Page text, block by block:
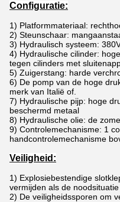
Configuratie:
1) Platformmateriaal:
2) Steunschaar:
3) Hydraulisch systeem:
4) Hydraulische cilinder:
tegen cilinders met
5) Zuigerstang: harde
6) De pomp van de hoge
merk van Italië of.
7) Hydraulische pijp: hoge
beschermd metaal
8) Hydraulische olie: de
9) Controlemechanisme: 1
handcontrolemechanisme
Veiligheid:
1) Explosiebestendige
vermijden als de
2) De veiligheidssporen om